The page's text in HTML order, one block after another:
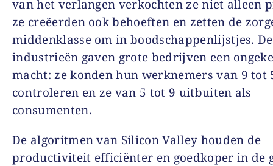
van het verlangen verkochten ze niet alleen
ze creëerden ook behoeften en zetten de
middenklasse om in boodschappenlijstjes.
industrieën gaven grote bedrijven een
macht: ze konden hun werknemers van 9 tot
controleren en ze van 5 tot 9 uitbuiten als
consumenten.
De algoritmen van Silicon Valley houden de
productiviteit efficiënter en goedkoper in de